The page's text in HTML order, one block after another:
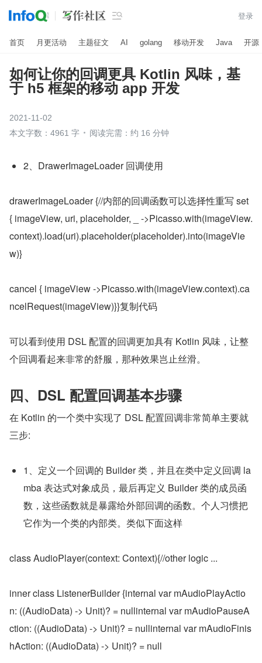
 登录
首页 月更活动 主题征文 AI golang 移动开发 Java 开源
如何让你的回调更具 Kotlin 风味，基
于 h5 框架的移动 app 开发
2021-11-02
本文字数：4961 字
阅读完需：约 16 分钟
2、DrawerImageLoader 回调使用
drawerImageLoader {//内部的回调函数可以选择性重写 set
{ imageView, uri, placeholder, _ ->Picasso.with(imageView.
context).load(uri).placeholder(placeholder).into(imageVie
w)}
cancel { imageView ->Picasso.with(imageView.context).ca
ncelRequest(imageView)}}复制代码
可以看到使用 DSL 配置的回调更加具有 Kotlin 风味，让整
个回调看起来非常的舒服，那种效果岂止丝滑。
四、DSL 配置回调基本步骤
在 Kotlin 的一个类中实现了 DSL 配置回调非常简单主要就
三步:
1、定义一个回调的 Builder 类，并且在类中定义回调 la
mba 表达式对象成员，最后再定义 Builder 类的成员函
数，这些函数就是暴露给外部回调的函数。个人习惯把
它作为一个类的内部类。类似下面这样
class AudioPlayer(context: Context){//other logic ...
inner class ListenerBuilder {internal var mAudioPlayActio
n: ((AudioData) -> Unit)? = nullinternal var mAudioPauseA
ction: ((AudioData) -> Unit)? = nullinternal var mAudioFinis
hAction: ((AudioData) -> Unit)? = null